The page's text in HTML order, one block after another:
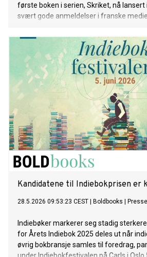
første boken i serien, Skriket, nå lansert
svært gode anmeldelser i franske
Kandidatene til Indiebokprisen er
28.5.2026 09:53:23 CEST Boldbooks
Indiebøker markerer seg stadig
for Årets Indiebok 2025 deles ut når
øvrig bokbransje samles til foredrag,